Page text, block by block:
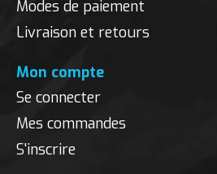
Modes de paiement
Livraison et retours
Mon compte
Se connecter
Mes commandes
S'inscrire